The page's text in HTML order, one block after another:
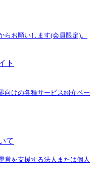
お願いします(会員限定)。
ト
向けの各種サービス紹介ペー
て
営を支援する法人または個人